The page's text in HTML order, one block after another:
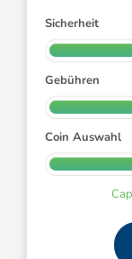
Sicherheit
Gebühren
Coin Auswahl